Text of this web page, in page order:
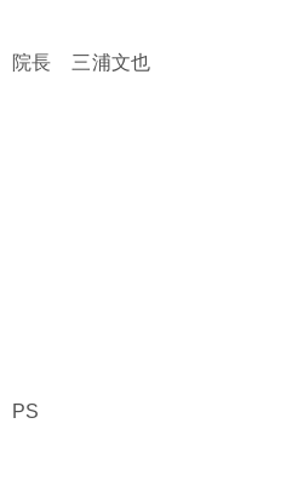
院長 三浦文也
PS